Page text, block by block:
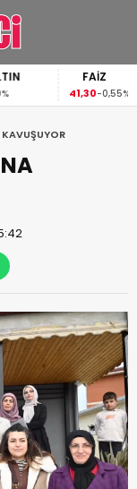
FAİZ
41,30-0,55%
KAVUŞUYOR